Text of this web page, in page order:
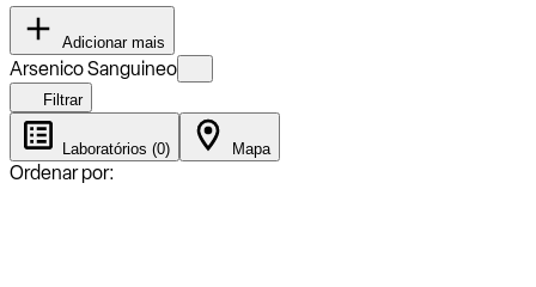
Adicionar mais
Arsenico Sanguineo
Filtrar
Laboratórios (0) Mapa
Ordenar por: